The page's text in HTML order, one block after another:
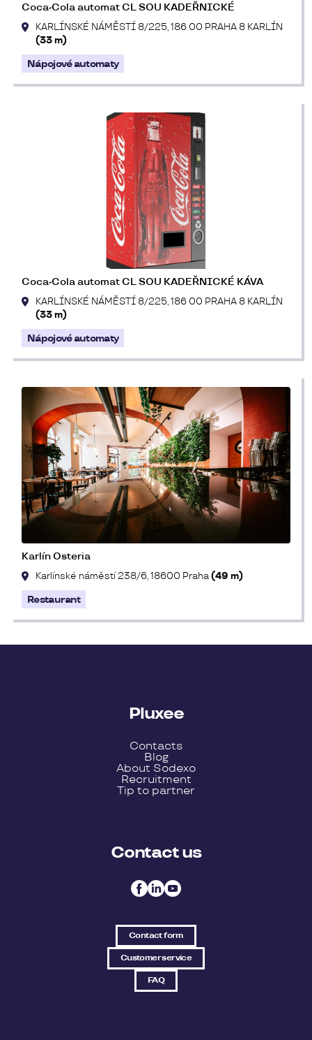
Coca-Cola automat CL SOU KADEŘNICKÉ
KARLÍNSKÉ NÁMĚSTÍ 8/225, 186 00 PRAHA 8 KARLÍN
(33 m)
Nápojové automaty
Coca-Cola automat CL SOU KADEŘNICKÉ KÁVA
KARLÍNSKÉ NÁMĚSTÍ 8/225, 186 00 PRAHA 8 KARLÍN
(33 m)
Nápojové automaty
Karlín Osteria
Karlínské náměstí 238/6, 18600 Praha(49 m)
Restaurant
Pluxee
Contacts
Blog
About Sodexo
Recruitment
Tip to partner
Contact us
Contact form
Customer service
FAQ